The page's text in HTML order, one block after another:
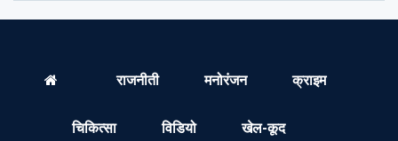
राजनीती मनोरंजन क्राइम
चिकित्सा विडियो खेल-कूद